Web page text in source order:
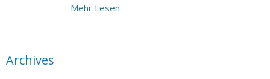
Mehr Lesen
Archives